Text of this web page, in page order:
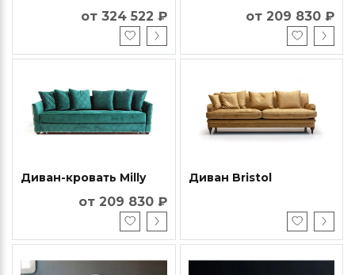
от 324 522 ₽ от 209 830 ₽
Диван-кровать Milly
от 209 830 ₽
Диван Bristol